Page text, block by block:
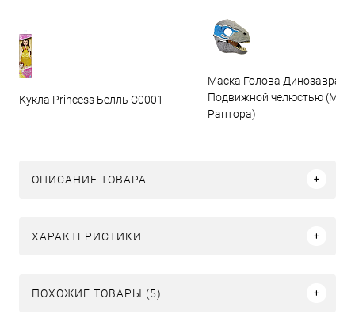
Кукла Princess Белль C0001
Маска Голова Динозавра с
Подвижной челюстью
Раптора)
ОПИСАНИЕ ТОВАРА
ХАРАКТЕРИСТИКИ
ПОХОЖИЕ ТОВАРЫ (5)